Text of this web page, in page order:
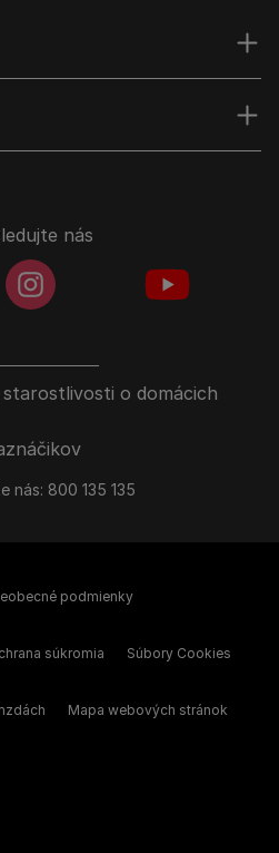
o domácich
nás: 800 135 135
nás
instagramColored
podmienky
súkromia Súbory Cookies
Mapa webových stránok